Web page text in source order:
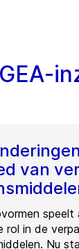
GEA-
van
speelt
rol in de
Nu